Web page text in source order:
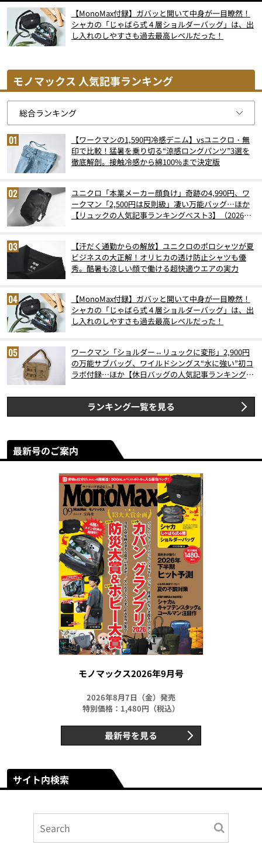
【MonoMax付録】ガバッと開いて中身が一目瞭然！
シャカの「じゃばら式４層ショルダーバッグ」は、出
し入れのしやすさも過去最高レベルだった！
モノマックス 人気記事ランキング
【ワークマンの1,590円冷感デニム】vsユニクロ・無
印で比較！猛暑を乗り切る“涼感ロングパンツ”3選を
徹底解剖。接触冷感から綿100%まで決定版
ユニクロ「本業メーカー顔負け」奇跡の4,990円、ワ
ークマン「2,500円は反則級」凄い万能バッグ…ほか
【リュックの人気記事ランキングベスト3】（2026年
【汗だく通勤からの解放】ユニクロのポロシャツが夏
ビジネスの大正解！オリヒカの透け防止シャツも優
秀。酷暑も涼しい顔で働ける超快適ウエアの実力
【MonoMax付録】ガバッと開いて中身が一目瞭然！
シャカの「じゃばら式４層ショルダーバッグ」は、出
し入れのしやすさも過去最高レベルだった！
ワークマン「ショルダー⇔リュックに変形」2,900円
の万能サブバッグ、ワイルドシングス“水に強い”初コ
ラボ付録…ほか【休日バッグの人気記事ランキングベ
ランキング一覧を見る
最新号のご案内
モノマックス2026年9月号
2026年8月7日（金）発売
特別価格：1,480円（税込）
最新号を見る
サイト内検索